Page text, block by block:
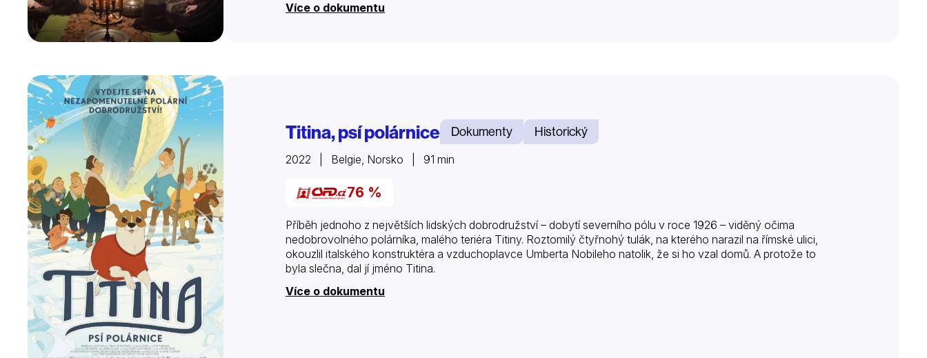
Více o dokumentu
Titina, psí polárnice Dokumenty Historický
2022 | Belgie, Norsko | 91 min
76 %
Příběh jednoho z největších lidských dobrodružství – dobytí severního pólu v roce 1926 – viděný očima
nedobrovolného polárníka, malého teriéra Titiny. Roztomilý čtyřnohý tulák, na kterého narazil na římské ulici,
okouzlil italského konstruktéra a vzduchoplavce Umberta Nobileho natolik, že si ho vzal domů. A protože to
byla slečna, dal jí jméno Titina.
Více o dokumentu